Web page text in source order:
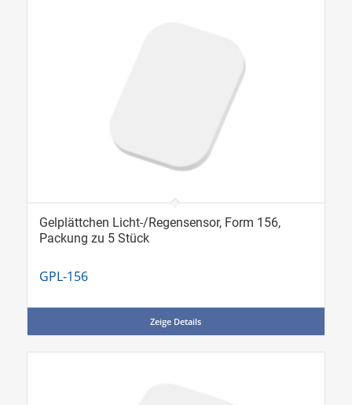
Gelplättchen Licht-/Regensensor, Form 156,
Packung zu 5 Stück
GPL-156
Zeige Details